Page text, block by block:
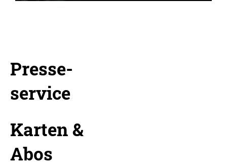
Presse-
service
Karten &
Abos